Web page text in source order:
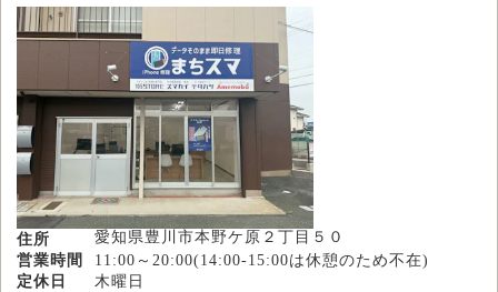
住所
愛知県豊川市本野ケ原２丁目５０
営業時間
11:00～20:00(14:00-15:00は休憩のため不在)
定休日
木曜日